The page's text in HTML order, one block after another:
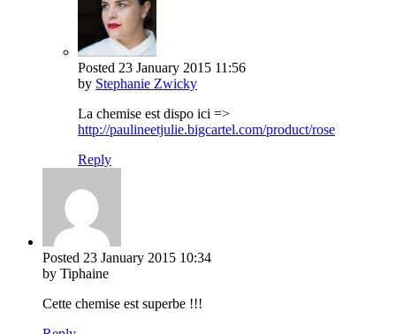
Posted 23 January 2015 11:56
by Stephanie Zwicky
La chemise est dispo ici =>
http://paulineetjulie.bigcartel.com/product/rose
Reply
Posted 23 January 2015 10:34
by Tiphaine
Cette chemise est superbe !!!